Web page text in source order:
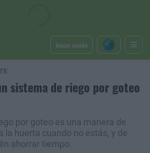
Iniciar sesión
sistema de riego por goteo
por goteo es una manera de
la huerta cuando no estás, y de
ahorrar tiempo.